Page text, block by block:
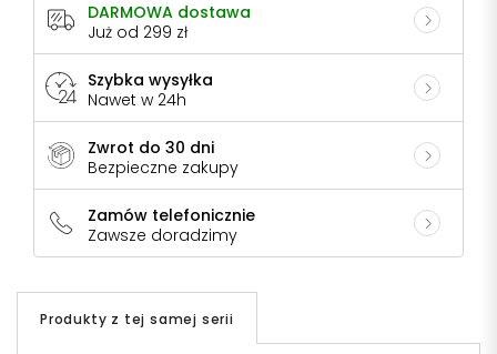
DARMOWA dostawa
Już od 299 zł
Szybka wysyłka
Nawet w 24h
Zwrot do 30 dni
Bezpieczne zakupy
Zamów telefonicznie
Zawsze doradzimy
Produkty z tej samej serii